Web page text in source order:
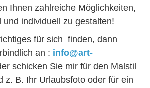
Ihnen zahlreiche Möglichkeiten,
und individuell zu gestalten!
für sich finden, dann
an : info@art-
schicken Sie mir für den Malstil
z. B. Ihr Urlaubsfoto oder für ein